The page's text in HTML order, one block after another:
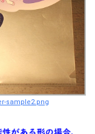
sample2.png